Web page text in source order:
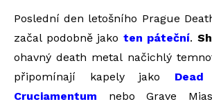
Poslední den letošního Prague
začal podobně jako ten páteční.
ohavný death metal načichlý
připomínají kapely jako Dead
Cruciamentum nebo Grave